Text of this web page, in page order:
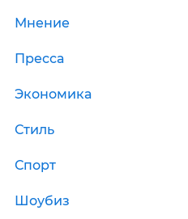
Мнение
Пресса
Экономика
Стиль
Спорт
Шоубиз